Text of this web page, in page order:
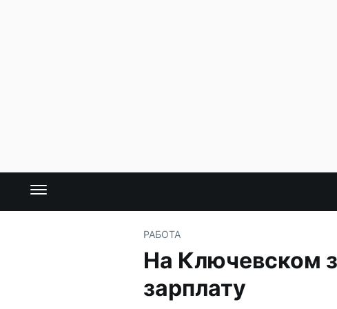
РАБОТА
На Ключевском
зарплату